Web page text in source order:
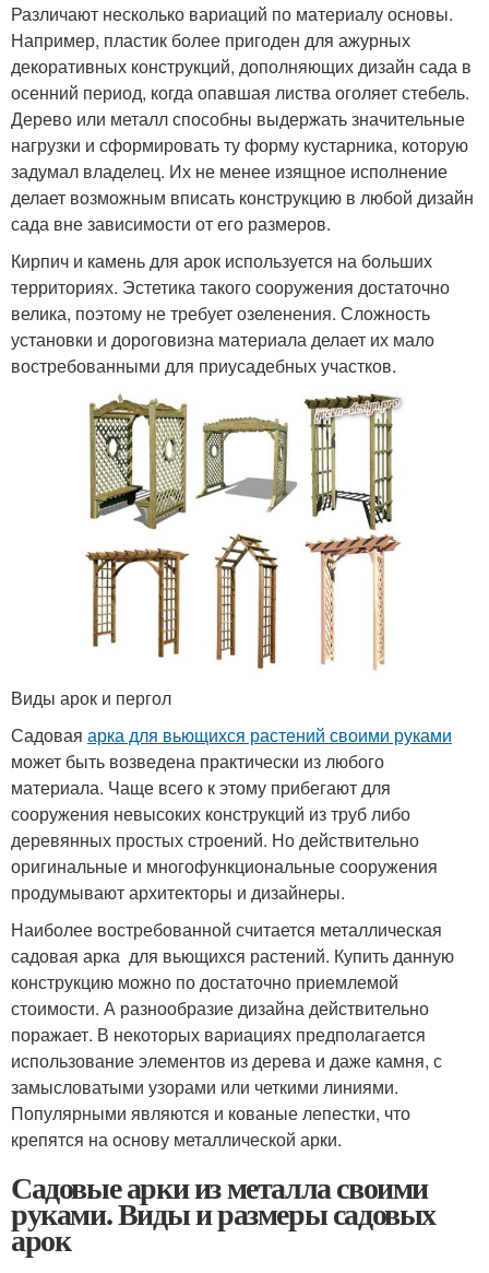
Различают несколько вариаций по материалу основы.
Например, пластик более пригоден для ажурных
декоративных конструкций, дополняющих дизайн сада в
осенний период, когда опавшая листва оголяет стебель.
Дерево или металл способны выдержать значительные
нагрузки и сформировать ту форму кустарника, которую
задумал владелец. Их не менее изящное исполнение
делает возможным вписать конструкцию в любой дизайн
сада вне зависимости от его размеров.
Кирпич и камень для арок используется на больших
территориях. Эстетика такого сооружения достаточно
велика, поэтому не требует озеленения. Сложность
установки и дороговизна материала делает их мало
востребованными для приусадебных участков.
Виды арок и пергол
Садовая арка для вьющихся растений своими руками
может быть возведена практически из любого
материала. Чаще всего к этому прибегают для
сооружения невысоких конструкций из труб либо
деревянных простых строений. Но действительно
оригинальные и многофункциональные сооружения
продумывают архитекторы и дизайнеры.
Наиболее востребованной считается металлическая
садовая арка для вьющихся растений. Купить данную
конструкцию можно по достаточно приемлемой
стоимости. А разнообразие дизайна действительно
поражает. В некоторых вариациях предполагается
использование элементов из дерева и даже камня, с
замысловатыми узорами или четкими линиями.
Популярными являются и кованые лепестки, что
крепятся на основу металлической арки.
Садовые арки из металла своими
руками. Виды и размеры садовых
арок